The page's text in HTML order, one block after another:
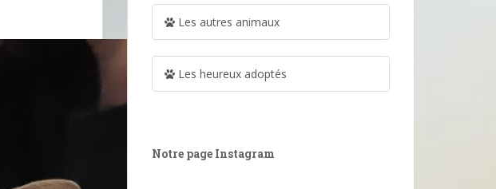
Les autres animaux
Les heureux adoptés
Notre page Instagram